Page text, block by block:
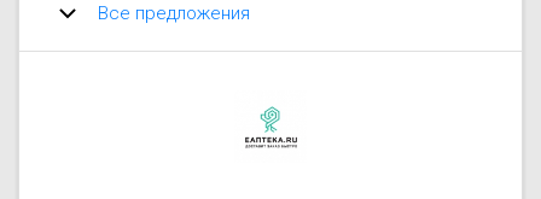
Все предложения